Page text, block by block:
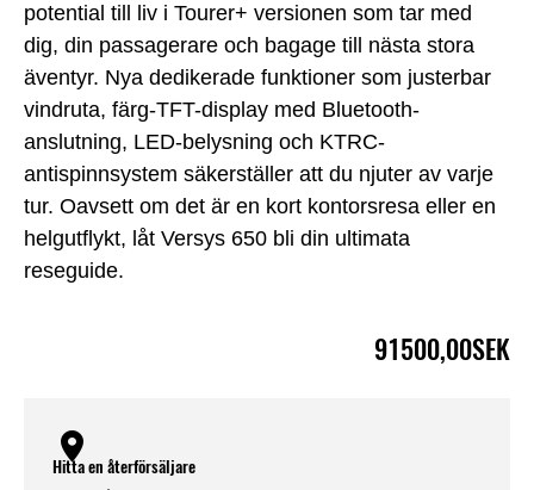
potential till liv i Tourer+ versionen som tar med
dig, din passagerare och bagage till nästa stora
äventyr. Nya dedikerade funktioner som justerbar
vindruta, färg-TFT-display med Bluetooth-
anslutning, LED-belysning och KTRC-
antispinnsystem säkerställer att du njuter av varje
tur. Oavsett om det är en kort kontorsresa eller en
helgutflykt, låt Versys 650 bli din ultimata
reseguide.
91500,00SEK
Hitta en återförsäljare